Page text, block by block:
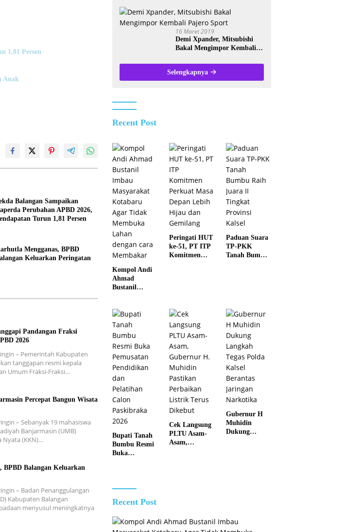
1,81 Persen
Anak
Balangan Sampaikan
Perubahan APBD 2026,
Turun 1,81 Persen
Mengganas, BPBD
Keluarkan Peringatan
Pandangan Fraksi
2026
– Pemerintah Kabupaten
tanggapan resmi kepala
Umum Fraksi-Fraksi…
Percepat Bangun Wisata
– Sebanyak 19 mahasiswa
Banjarmasin (UMB)
Nyata (KKN)…
BPBD Balangan Keluarkan
– Badan Penanggulangan
Kabupaten Balangan
menyusul meningkatnya
Futsal antar Wartawan se-
Kalsel
16 Maret 2019
Demi Xpander, Mitsubishi
Bakal Mengimpor Kembali
Selengkapnya
Recent Post
Kompol Andi
Ahmad
Bustanil
Kotabaru Agar
Tidak
Membuka
Lahan dengan
cara
Membakar
Peringati HUT
ke-51, PT ITP
Komitmen
Paduan Suara
TP-PKK
Tanah Bumbu
Bupati Tanah
Bumbu Resmi
Buka
Calon
2026
Cek Langsung
PLTU Asam-
Asam,
Gubernur H
Muhidin
Dukung
Recent Post